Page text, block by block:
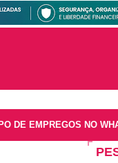
DE EMPREGOS NO